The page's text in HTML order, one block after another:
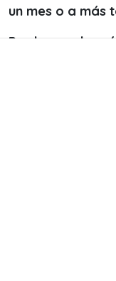
un mes o a más
Por lo que, lo